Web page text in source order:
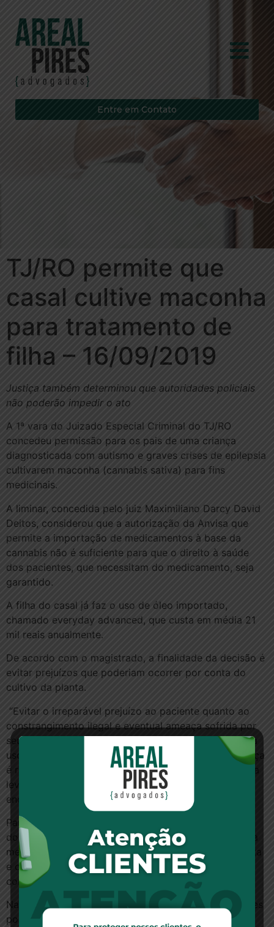
Entre em Contato
TJ/RO permite que
casal cultive maconha
para tratamento de
filha – 16/09/2019
Justiça também determinou que autoridades policiais
não poderão impedir o ato
A 1ª vara do Juizado Especial Criminal do TJ/RO
concedeu permissão para os pais de uma criança
diagnosticada com autismo e graves crises de epilepsia
cultivarem maconha (cannabis sativa) para fins
medicinais.
A liminar, concedida pelo juiz Maximiliano Darcy David
Deitos, considerou que a autorização da Anvisa que
permite a importação de medicamentos à base da
cannabis não é suficiente para que o direito à saúde
dos pacientes, que necessitam do medicamento, seja
garantido.
A filha do casal já faz o uso de óleo importado,
chamado everyday advanced, que custa em média 21
mil reais anualmente.
De acordo com o magistrado, a finalidade da decisão é
evitar prejuízos que poderiam ocorrer por conta do
cultivo da planta.
“Evitar o irreparável prejuízo ao paciente quanto ao
constrangimento ilegal e eventual ameaça sofrida por
seu direito de cultivar o vegetal Cannabis Sativa, para
uso específico no tratamento de sua filha. Essa ameaça
é real e iminente, pois uma eventual denúncia anônima
levará à interrupção do plantio, destruição e
encaminhamento dos pacientes à Justiça”.
Para embasar a decisão, o magistrado considerou a
documentação e laudos médicos que comprovavam a
melhora clínica da paciente após a utilização da planta
e que apontavam a necessidade do uso
constantemente.
Na decisão, o juiz também ordenou que as autoridades
policiais não adotem qualquer medida para cercear a